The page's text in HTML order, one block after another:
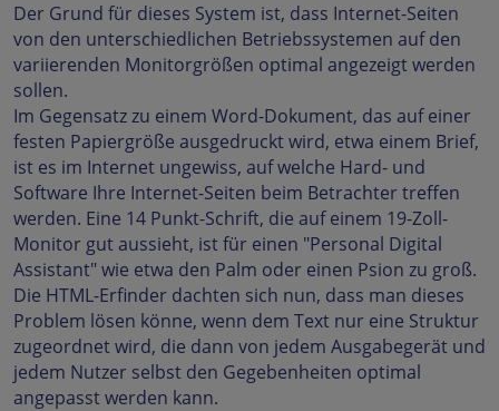
Der Grund für dieses System ist, dass Internet-Seiten
von den unterschiedlichen Betriebssystemen auf den
variierenden Monitorgrößen optimal angezeigt werden
sollen.
Im Gegensatz zu einem Word-Dokument, das auf einer
festen Papiergröße ausgedruckt wird, etwa einem Brief,
ist es im Internet ungewiss, auf welche Hard- und
Software Ihre Internet-Seiten beim Betrachter treffen
werden. Eine 14 Punkt-Schrift, die auf einem 19-Zoll-
Monitor gut aussieht, ist für einen "Personal Digital
Assistant" wie etwa den Palm oder einen Psion zu groß.
Die HTML-Erfinder dachten sich nun, dass man dieses
Problem lösen könne, wenn dem Text nur eine Struktur
zugeordnet wird, die dann von jedem Ausgabegerät und
jedem Nutzer selbst den Gegebenheiten optimal
angepasst werden kann.